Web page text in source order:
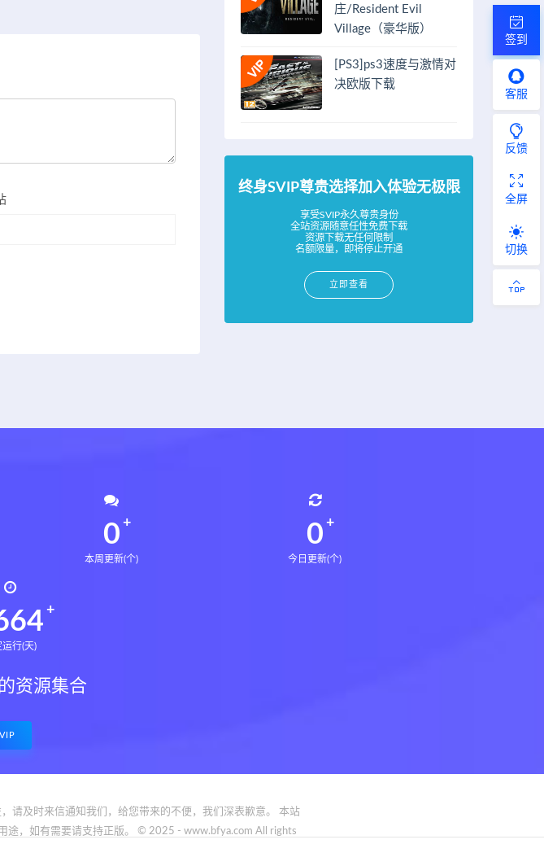
庄/Resident Evil
Village（豪华版）
[PS3]ps3速度与激情对
决欧版下载
终身SVIP尊贵选择加入体验无极限
享受SVIP永久尊贵身份
全站资源随意任性免费下载
资源下载无任何限制
名额限量，即将停止开通
立即查看
0
本周更新(个)
0
今日更新(个)
运行(天)
资源集合
请及时来信通知我们，给您带来的不便，我们深表歉意。 本站
途，如有需要请支持正版。 © 2025 - www.bfya.com All rights
签到
客服
反馈
全屏
切换